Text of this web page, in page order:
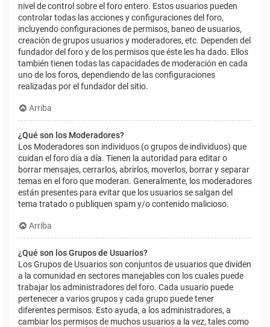
nivel de control sobre el foro entero. Estos usuarios pueden
controlar todas las acciones y configuraciones del foro,
incluyendo configuraciones de permisos, baneo de usuarios,
creación de grupos usuarios y moderadores, etc. Dependen del
fundador del foro y de los permisos que éste les ha dado. Ellos
también tienen todas las capacidades de moderación en cada
uno de los foros, dependiendo de las configuraciones
realizadas por el fundador del sitio.
Arriba
¿Qué son los Moderadores?
Los Moderadores son individuos (o grupos de individuos) que
cuidan el foro día a día. Tienen la autoridad para editar o
borrar mensajes, cerrarlos, abrirlos, moverlos, borrar y separar
temas en el foro que moderan. Generalmente, los moderadores
están presentes para evitar que los usuarios se salgan del
tema tratado o publiquen spam y/o contenido malicioso.
Arriba
¿Qué son los Grupos de Usuarios?
Los Grupos de Usuarios son conjuntos de usuarios que dividen
a la comunidad en sectores manejables con los cuales puede
trabajar los administradores del foro. Cada usuario puede
pertenecer a varios grupos y cada grupo puede tener
diferentes permisos. Esto ayuda, a los administradores, a
cambiar los permisos de muchos usuarios a la vez, tales como